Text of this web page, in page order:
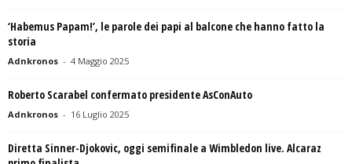
‘Habemus Papam!’, le parole dei papi al balcone che hanno fatto la
storia
Adnkronos - 4 Maggio 2025
Roberto Scarabel confermato presidente AsConAuto
Adnkronos - 16 Luglio 2025
Diretta Sinner-Djokovic, oggi semifinale a Wimbledon live. Alcaraz